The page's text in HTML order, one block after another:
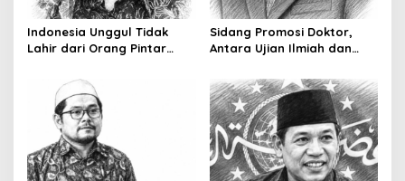
o
n
Indonesia Unggul Tidak
Lahir dari Orang Pintar
Sidang Promosi Doktor,
Antara Ujian Ilmiah dan